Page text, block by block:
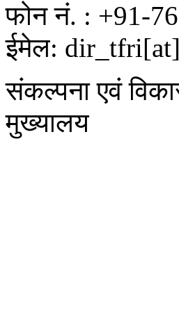
फोन नं. : +91-
ईमेल:
संकल्पना एवं
मुख्यालय